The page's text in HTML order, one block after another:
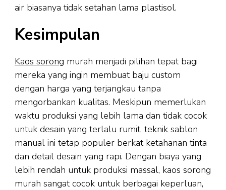
air biasanya tidak setahan lama plastisol.
Kesimpulan
Kaos sorong murah menjadi pilihan tepat bagi
mereka yang ingin membuat baju custom
dengan harga yang terjangkau tanpa
mengorbankan kualitas. Meskipun memerlukan
waktu produksi yang lebih lama dan tidak cocok
untuk desain yang terlalu rumit, teknik sablon
manual ini tetap populer berkat ketahanan tinta
dan detail desain yang rapi. Dengan biaya yang
lebih rendah untuk produksi massal, kaos sorong
murah sangat cocok untuk berbagai keperluan,